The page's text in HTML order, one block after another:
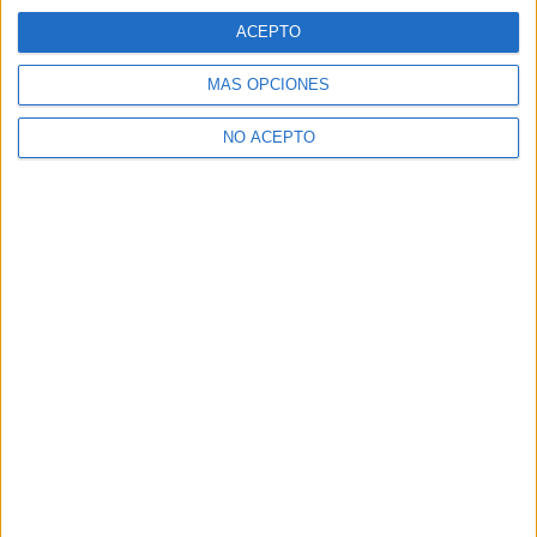
MÁS OPCIONES
NO ACEPTO
ACEPTO
A 327 miembros les interesa esta carrera